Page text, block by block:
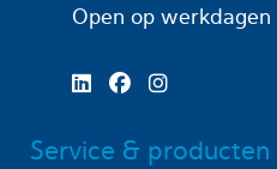
Open op werkdagen
Service & producten